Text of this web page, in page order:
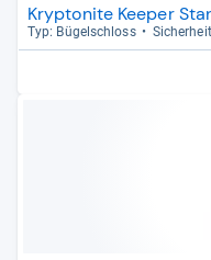
Kryptonite Keeper
Typ: Bügel­schloss